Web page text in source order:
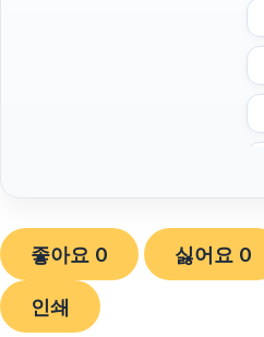
좋아요 0 싫어요 0
인쇄